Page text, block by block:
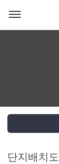
단지배치도